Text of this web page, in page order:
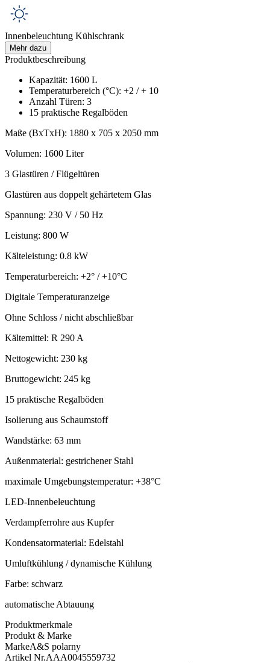
Innenbeleuchtung Kühlschrank
Mehr dazu
Produktbeschreibung
Kapazität: 1600 L
Temperaturbereich (°C): +2 / + 10
Anzahl Türen: 3
15 praktische Regalböden
Maße (BxTxH): 1880 x 705 x 2050 mm
Volumen: 1600 Liter
3 Glastüren / Flügeltüren
Glastüren aus doppelt gehärtetem Glas
Spannung: 230 V / 50 Hz
Leistung: 800 W
Kälteleistung: 0.8 kW
Temperaturbereich: +2° / +10°C
Digitale Temperaturanzeige
Ohne Schloss / nicht abschließbar
Kältemittel: R 290 A
Nettogewicht: 230 kg
Bruttogewicht: 245 kg
15 praktische Regalböden
Isolierung aus Schaumstoff
Wandstärke: 63 mm
Außenmaterial: gestrichener Stahl
maximale Umgebungstemperatur: +38°C
LED-Innenbeleuchtung
Verdampferrohre aus Kupfer
Kondensatormaterial: Edelstahl
Umluftkühlung / dynamische Kühlung
Farbe: schwarz
automatische Abtauung
Produktmerkmale
Produkt & Marke
MarkeA&S polarny
Artikel Nr.AAA0045559732